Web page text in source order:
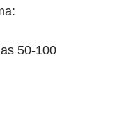
50-100